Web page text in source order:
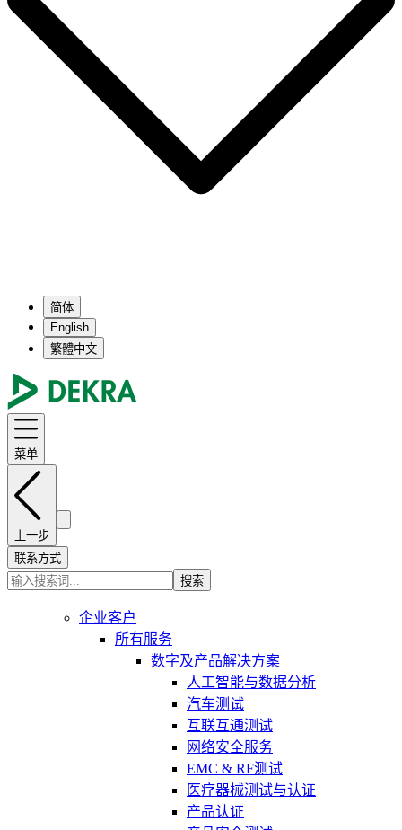
简体
English
繁體中文
菜单
上一步
联系方式
搜索
企业客户
所有服务
数字及产品解决方案
人工智能与数据分析
汽车测试
互联互通测试
网络安全服务
EMC & RF测试
医疗器械测试与认证
产品认证